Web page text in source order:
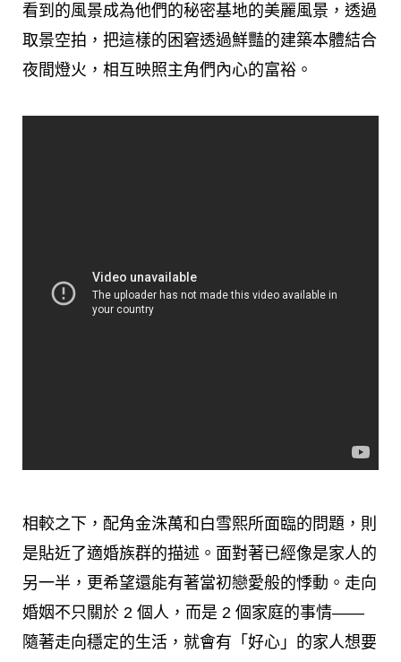
看到的風景成為他們的秘密基地的美麗風景，透過
取景空拍，把這樣的困窘透過鮮豔的建築本體結合
夜間燈火，相互映照主角們內心的富裕。
相較之下，配角金洙萬和白雪熙所面臨的問題，則
是貼近了適婚族群的描述。面對著已經像是家人的
另一半，更希望還能有著當初戀愛般的悸動。走向
婚姻不只關於 2 個人，而是 2 個家庭的事情——
隨著走向穩定的生活，就會有「好心」的家人想要